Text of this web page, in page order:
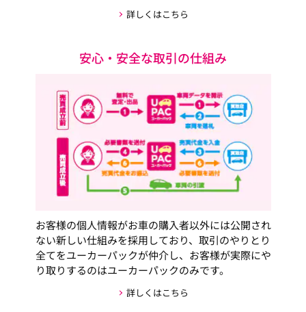
詳しくはこちら
安心・安全な取引の仕組み
お客様の個人情報がお車の購入者以外には公開され
ない新しい仕組みを採用しており、取引のやりとり
全てをユーカーパックが仲介し、お客様が実際にや
り取りするのはユーカーパックのみです。
詳しくはこちら